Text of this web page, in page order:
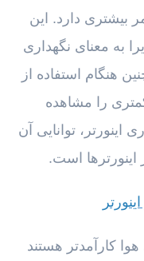
بیشتری دارد. این
به معنای نگهداری
هنگام استفاده از
را مشاهده
توانایی آن
است.
کارآمدتر هستند